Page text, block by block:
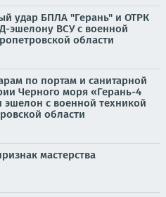
удар БПЛА "Герань" и ОТРК
эшелону ВСУ с военной
области
по портам и санитарной
Черного моря «Герань-4
эшелон с военной техникой
области
мастерства